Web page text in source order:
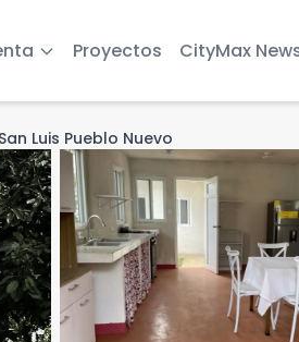
Proyectos CityMax
Luis Pueblo Nuevo